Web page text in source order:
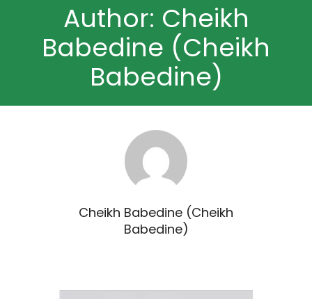
Author: Cheikh
Babedine (Cheikh
Babedine)
Cheikh Babedine (Cheikh
Babedine)